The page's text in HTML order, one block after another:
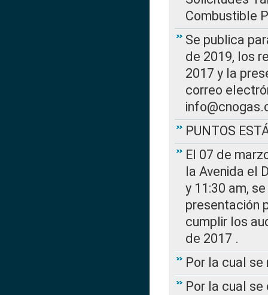
Combustible
Se publica
de 2019, los
2017 y la
correo
PUNTOS
El 07 de
la Avenida el
y 11:30 am,
presentación
cumplir los
de 2017 .
Por la cual se
Por la cual